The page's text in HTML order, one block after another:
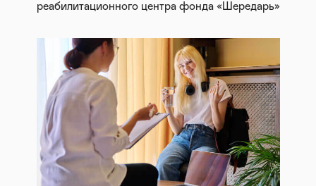
реабилитационного центра фонда «Шередарь»